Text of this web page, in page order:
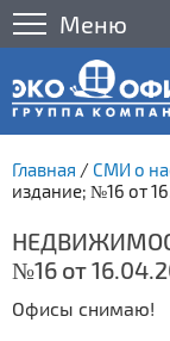
Меню
Главная / СМИ о
издание; №16 от
№16 от
Офисы снимаю!